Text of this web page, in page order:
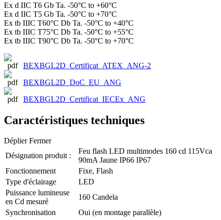
Ex d IIC T6 Gb Ta. -50°C to +60°C
Ex d IIC T5 Gb Ta. -50°C to +70°C
Ex tb IIIC T60°C Db Ta. -50°C to +40°C
Ex tb IIIC T75°C Db Ta. -50°C to +55°C
Ex tb IIIC T90°C Db Ta. -50°C to +70°C
BEXBGL2D_Certificat_ATEX_ANG-2
BEXBGL2D_DoC_EU_ANG
BEXBGL2D_Certificat_IECEx_ANG
Caractéristiques techniques
Déplier Fermer
Désignation produit :
Feu flash LED multimodes 160 cd 115Vca
90mA Jaune IP66 IP67
Fonctionnement
Fixe, Flash
Type d'éclairage
LED
Puissance lumineuse
en Cd mesuré
160 Candela
Synchronisation
Oui (en montage parallèle)